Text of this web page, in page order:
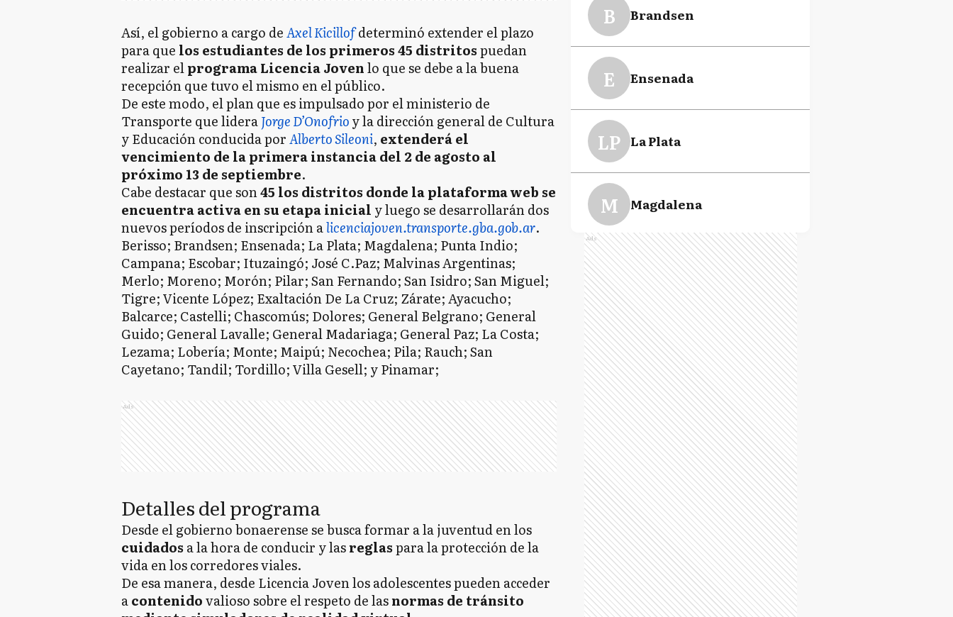
Así, el gobierno a cargo deAxel Kicillofdeterminó extender el plazo
para que los estudiantes de los primeros 45 distritospuedan
realizar elprograma Licencia Jovenlo que se debe a la buena
recepción que tuvo el mismo en el público.
De este modo, el plan que es impulsado por el ministerio de
Transporte que lideraJorge D’Onofrioy la dirección general de Cultura
y Educación conducida porAlberto Sileoni, extenderá el
vencimiento de la primera instancia del 2 de agosto al
próximo 13 de septiembre.
Cabe destacar que son45 los distritos donde la plataforma web se
encuentra activa en su etapa inicial y luego se desarrollarán dos
nuevos períodos de inscripción alicenciajoven.transporte.gba.gob.ar.
Berisso; Brandsen; Ensenada; La Plata; Magdalena; Punta Indio;
Campana; Escobar; Ituzaingó; José C.Paz; Malvinas Argentinas;
Merlo; Moreno; Morón; Pilar; San Fernando; San Isidro; San Miguel;
Tigre; Vicente López; Exaltación De La Cruz; Zárate; Ayacucho;
Balcarce; Castelli; Chascomús; Dolores; General Belgrano; General
Guido; General Lavalle; General Madariaga; General Paz; La Costa;
Lezama; Lobería; Monte; Maipú; Necochea; Pila; Rauch; San
Cayetano; Tandil; Tordillo; Villa Gesell; y Pinamar;
Ads
Detalles del programa
Desde el gobierno bonaerense se busca formar a la juventud en los
cuidados a la hora de conducir y lasreglaspara la protección de la
vida en los corredores viales.
De esa manera, desde Licencia Joven los adolescentes pueden acceder
acontenidovalioso sobre el respeto de lasnormas de tránsito
B Brandsen
E Ensenada
LP La Plata
M Magdalena
PI Punta Indio
C Campana
E Escobar
I Ituzaingó
JC José C. Paz
MA Malvinas Argentinas
Ads